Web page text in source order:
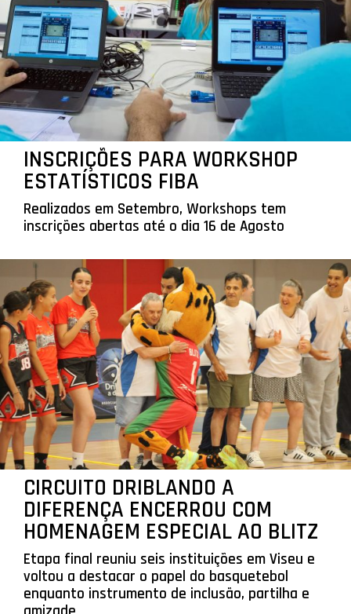
INSCRIÇÕES PARA WORKSHOP
ESTATÍSTICOS FIBA
Realizados em Setembro, Workshops tem
inscrições abertas até o dia 16 de Agosto
CIRCUITO DRIBLANDO A
DIFERENÇA ENCERROU COM
HOMENAGEM ESPECIAL AO BLITZ
Etapa final reuniu seis instituições em Viseu e
voltou a destacar o papel do basquetebol
enquanto instrumento de inclusão, partilha e